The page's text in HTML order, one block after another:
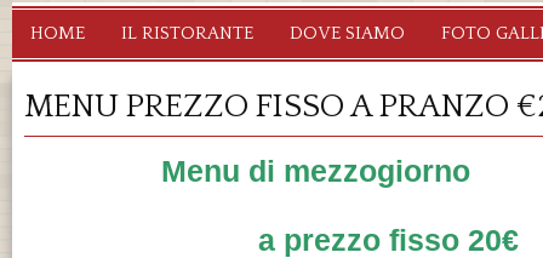
Osteria
dei
Fauni
Ristorante
Segrate
HOME IL RISTORANTE DOVE SIAMO FOTO
MENU PREZZO FISSO A PRANZO
Menu di mezzogiorno
a prezzo fisso 20€